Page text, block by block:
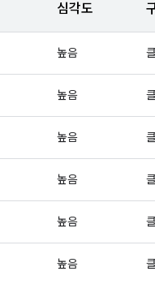
심각도
높음
높음
높음
높음
높음
높음